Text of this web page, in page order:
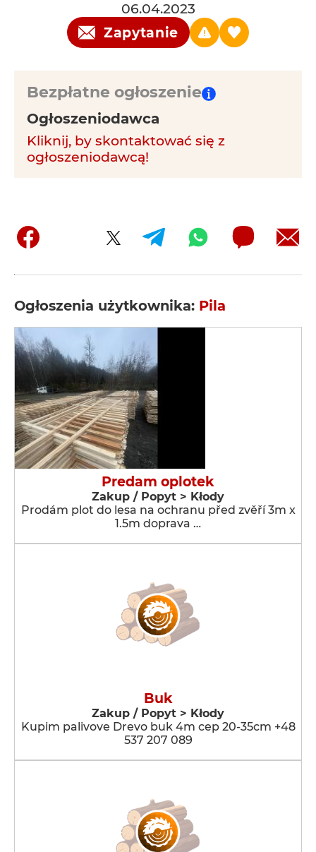
06.04.2023
Zapytanie
Bezpłatne ogłoszenie
Ogłoszeniodawca
Kliknij, by skontaktować się z
ogłoszeniodawcą!
Ogłoszenia użytkownika: Pila
Predam oplotek
Zakup / Popyt > Kłody
Prodám plot do lesa na ochranu před zvěří 3m x
1.5m doprava …
Buk
Zakup / Popyt > Kłody
Kupim palivove Drevo buk 4m cep 20-35cm +48
537 207 089